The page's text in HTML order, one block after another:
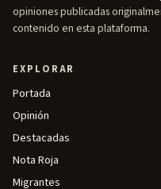
opiniones publicadas
contenido en esta plataforma.
EXPLORAR
Portada
Opinión
Destacadas
Nota Roja
Migrantes